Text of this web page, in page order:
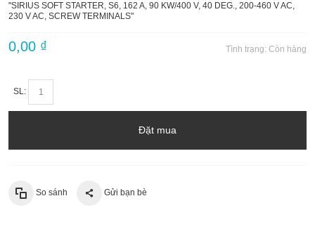
"SIRIUS SOFT STARTER, S6, 162 A, 90 KW/400 V, 40 DEG., 200-460 V AC,
230 V AC, SCREW TERMINALS"
Tình trạng: Còn hàng
0,00 ₫
SL:
Đặt mua
So sánh Gửi bạn bè